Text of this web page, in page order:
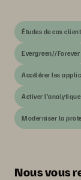
Études de cas
Evergreen//Forever
Accélérer les
Activer l’analytique
Moderniser la
Nous vous